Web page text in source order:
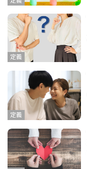
定義
定義